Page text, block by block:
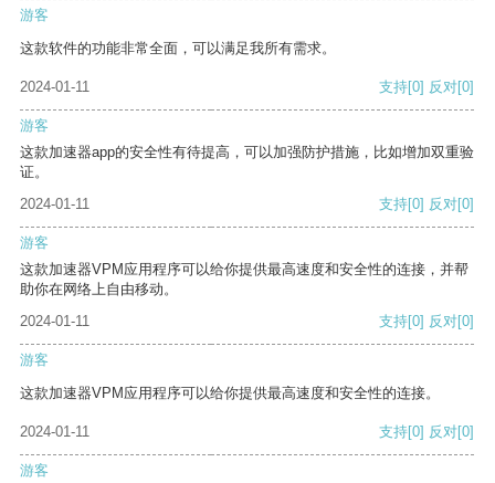
游客
这款软件的功能非常全面，可以满足我所有需求。
2024-01-11 支持[0] 反对[0]
游客
这款加速器app的安全性有待提高，可以加强防护措施，比如增加双重验
证。
2024-01-11
支持[0] 反对[0]
游客
这款加速器VPM应用程序可以给你提供最高速度和安全性的连接，并帮
助你在网络上自由移动。
2024-01-11
支持[0] 反对[0]
游客
这款加速器VPM应用程序可以给你提供最高速度和安全性的连接。
2024-01-11 支持[0] 反对[0]
游客